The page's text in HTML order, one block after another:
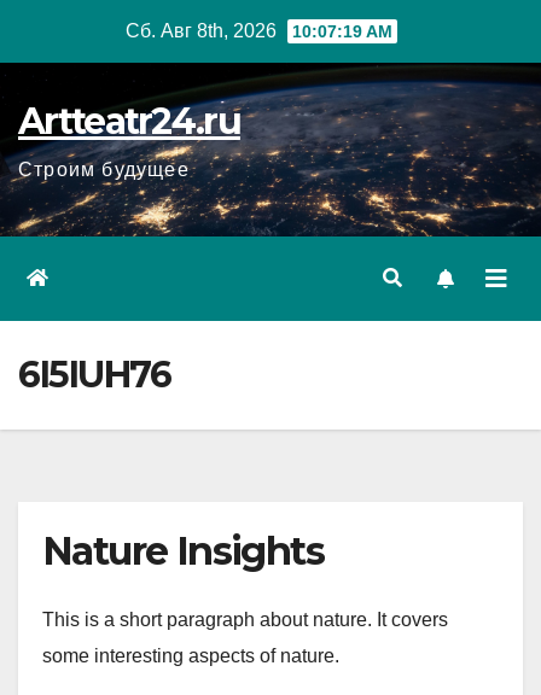
Сб. Авг 8th, 2026 10:07:20 AM
Artteatr24.ru
Строим будущее
6I5IUH76
Nature Insights
This is a short paragraph about nature. It covers
some interesting aspects of nature.